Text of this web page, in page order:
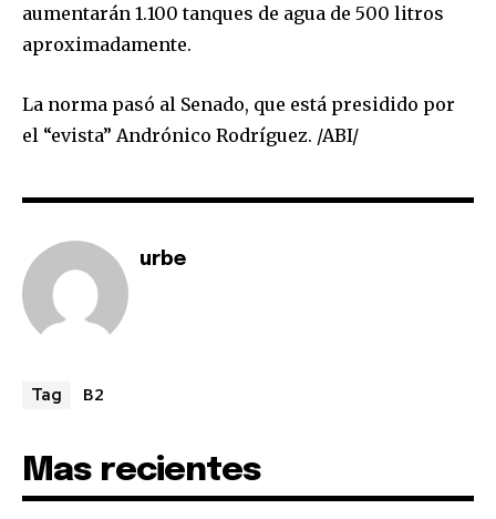
aumentarán 1.100 tanques de agua de 500 litros
aproximadamente.
La norma pasó al Senado, que está presidido por
el “evista” Andrónico Rodríguez. /ABI/
urbe
Tag B2
Mas recientes